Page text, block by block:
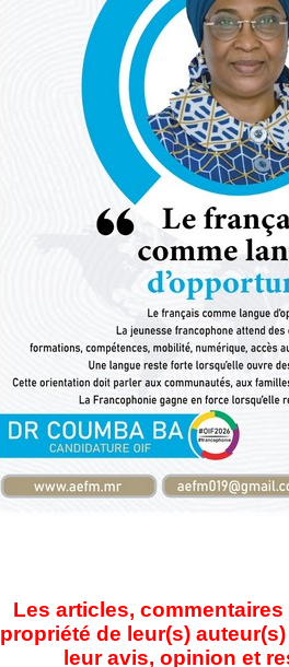
Les articles,
propriété de leur(s)
leur avis, opinion et